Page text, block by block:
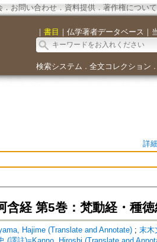
． お問い合わせ． 資料提供． 著作権について
｜ 書目 ｜ 仏学著者データベース ｜
検索システム ． 全文コレクション ．
詳
含経 第5巻：梵動経・種
Hajime (Translate and Annotate); 末木